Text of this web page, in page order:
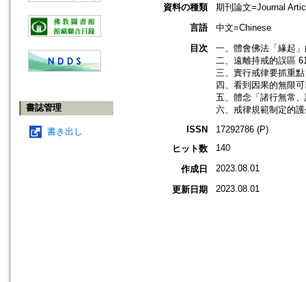
書誌管理
書き出し
資料の種類
期刊論文=Journal
言語
中文=Chinese
目次
一、體會佛法「緣起
二、遠離持戒的誤區
三、實行戒律要抓重
四、看到因果的無限
五、體念「諸行無常
六、戒律規範制定的
ISSN
17292786 (P)
ヒット数
140
作成日 2023.08.01
更新日期 2023.08.01